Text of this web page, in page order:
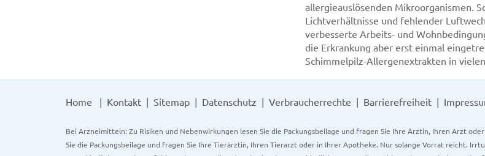
allergieauslösenden Mikroorganismen.
Lichtverhältnisse und fehlender
verbesserte Arbeits- und
die Erkrankung aber erst einmal
Schimmelpilz-Allergenextrakten in
Home Kontakt Sitemap Datenschutz Verbraucherrechte Barrierefreiheit
Bei Arzneimitteln: Zu Risiken und Nebenwirkungen lesen Sie die Packungsbeilage und fragen Sie Ihre Ärztin, Ihren Arzt
Sie die Packungsbeilage und fragen Sie Ihre Tierärztin, Ihren Tierarzt oder in Ihrer Apotheke. Nur solange Vorrat reicht.